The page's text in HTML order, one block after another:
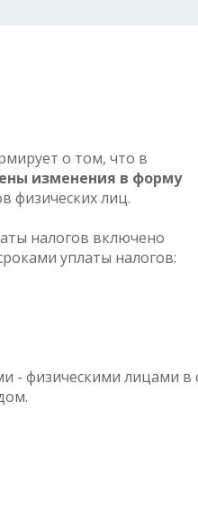
о том, что в
изменения в форму
физических лиц.
налогов включено
уплаты налогов:
- физическими лицами в